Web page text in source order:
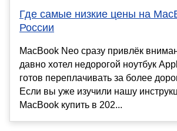
Где самые низкие цены на
России
MacBook Neo сразу привлёк
давно хотел недорогой ноутбук
готов переплачивать за более
Если вы уже изучили нашу
MacBook купить в 202...